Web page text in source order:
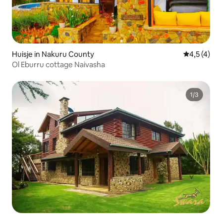
Huisje in Nakuru County
4,5 (4)
Ol Eburru cottage Naivasha